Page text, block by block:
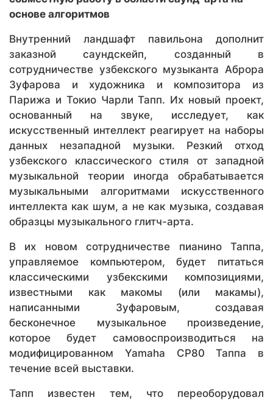
основе алгоритмов
Внутренний ландшафт павильона дополнит
заказной саундскейп, созданный в
сотрудничестве узбекского музыканта Аброра
Зуфарова и художника и композитора из
Парижа и Токио Чарли Тапп. Их новый проект,
основанный на звуке, исследует, как
искусственный интеллект реагирует на наборы
данных незападной музыки. Резкий отход
узбекского классического стиля от западной
музыкальной теории иногда обрабатывается
музыкальными алгоритмами искусственного
интеллекта как шум, а не как музыка, создавая
образцы музыкального глитч-арта.
В их новом сотрудничестве пианино Таппа,
управляемое компьютером, будет питаться
классическими узбекскими композициями,
известными как макомы (или макамы),
написанными Зуфаровым, создавая
бесконечное музыкальное произведение,
которое будет самовоспроизводиться на
модифицированном Yamaha CP80 Таппа в
течение всей выставки.
Тапп известен тем, что переоборудовал